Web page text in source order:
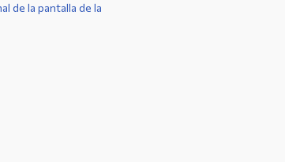
de la pantalla de la